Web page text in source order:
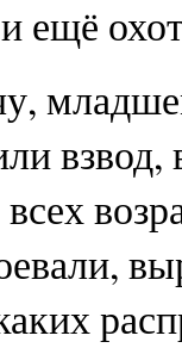
ещё